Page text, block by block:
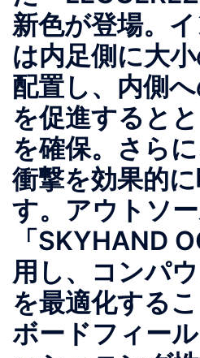
新色が登場。
は内足側に大
配置し、内側
を促進すると
を確保。さら
衝撃を効果的
す。アウトソ
「SKYHAND
用し、コンパ
を最適化する
ボードフィー